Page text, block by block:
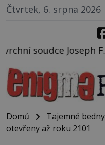
Čtvrtek, 6. srpna 2026
se 6. srpna
Domů
Tajemné
otevřeny až roku 2101